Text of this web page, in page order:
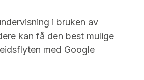
i bruken av
kan få den best mulige
med Google